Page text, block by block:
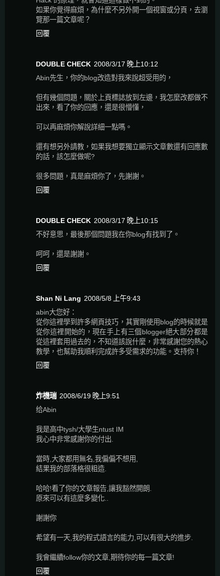
如果你覺得麻煩，為什麼不另外開一個視窗或分頁，去瀏
覽那一篇文章呢？
回覆
DOUBLE CHECK 2008/3/17 晚上10:12
Abin先生，你的blog改造對我來說超受用的，
但有幾個問題，關於上頁標誌放到左邊，我怎麼改都做不
出來，看了你的回應，還是很懵懂，
可以再麻煩你解說詳細一點嗎。
還有想另外請教，如果我想要獨立顯示文章數還有回應數
的話，該怎麼做呢?
很多問題，真是麻煩你了，先謝謝。
回覆
DOUBLE CHECK 2008/3/17 晚上10:15
不好意思，最後那個問題我在你blog有找到了。
呵呵，還是謝謝。
回覆
Shan Ni Lang 2008/5/8 上午9:43
abin大您好：
從你這裡學到許多網頁技巧，其實剛使用blog的時候就是
從你這裡開始的，現在手上有三個blogger絕大部分都是
從這裡套用過去的，不知道該說什麼，非常感謝您的熱心
教學，也幫助我順利完成許多受需求的功能。支持你！
回覆
炸機瑞 2008/6/19 晚上9:51
给Abin
我是高中tysh/大學生ntust IM
我心中非常感謝你的付出.
當時,大家都用無名,我偏偏不想用,
結果我的部落格很粗造.
哈哈!看了你的文章報告,讓我豁然開朗.
原來可以有這麼多變化..
謝謝你
希望有一天,我的程式語言的能力,可以有很大的進步.
我會繼續follow你的文章,期待你的每一篇文章!
回覆